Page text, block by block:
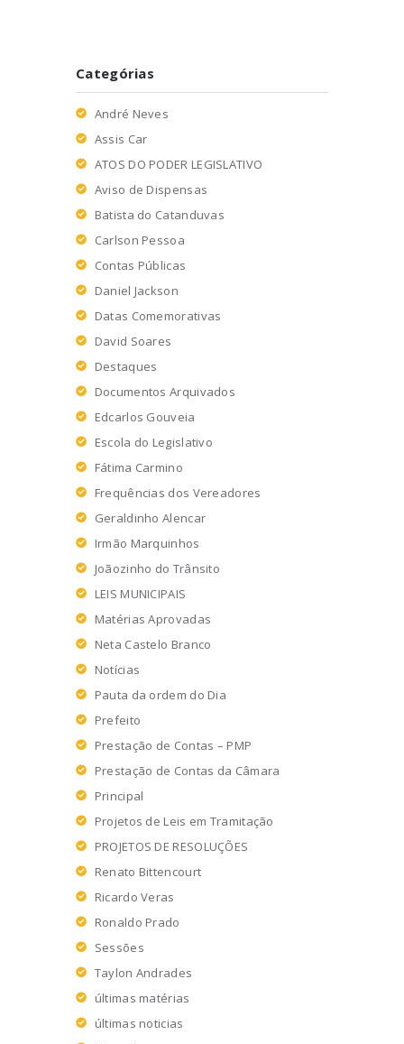
Categórias
André Neves
Assis Car
ATOS DO PODER LEGISLATIVO
Aviso de Dispensas
Batista do Catanduvas
Carlson Pessoa
Contas Públicas
Daniel Jackson
Datas Comemorativas
David Soares
Destaques
Documentos Arquivados
Edcarlos Gouveia
Escola do Legislativo
Fátima Carmino
Frequências dos Vereadores
Geraldinho Alencar
Irmão Marquinhos
Joãozinho do Trânsito
LEIS MUNICIPAIS
Matérias Aprovadas
Neta Castelo Branco
Notícias
Pauta da ordem do Dia
Prefeito
Prestação de Contas – PMP
Prestação de Contas da Câmara
Principal
Projetos de Leis em Tramitação
PROJETOS DE RESOLUÇÕES
Renato Bittencourt
Ricardo Veras
Ronaldo Prado
Sessões
Taylon Andrades
últimas matérias
últimas noticias